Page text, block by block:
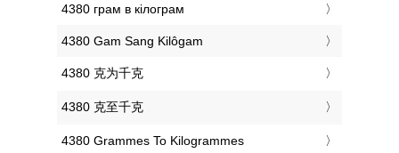
‎4380 грам в кілограм
‎4380 Gam Sang Kilôgam
‎4380 克为千克
‎4380 克至千克
‎4380 Grammes To Kilogrammes